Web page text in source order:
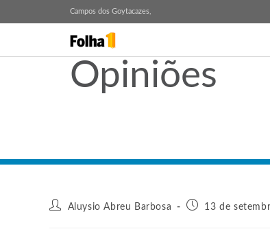
Campos dos Goytacazes,
Opiniões
Aluysio Abreu Barbosa 13 de